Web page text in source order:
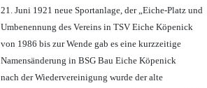
21. Juni 1921 neue Sportanlage, der „Eiche-Platz und
Umbenennung des Vereins in TSV Eiche Köpenick
von 1986 bis zur Wende gab es eine kurzzeitige
Namensänderung in BSG Bau Eiche Köpenick
nach der Wiedervereinigung wurde der alte